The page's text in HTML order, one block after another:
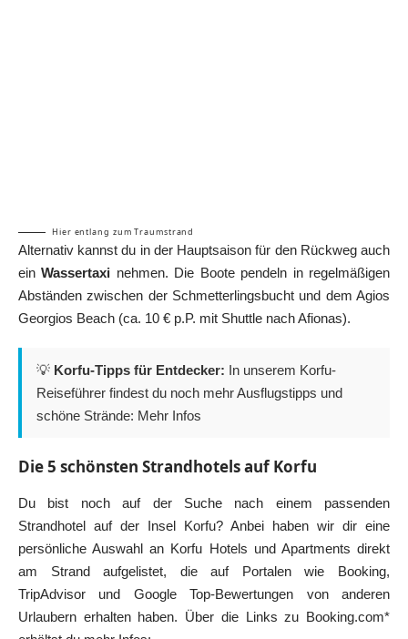
Hier entlang zum Traumstrand
Alternativ kannst du in der Hauptsaison für den Rückweg auch
einWassertaxi nehmen. Die Boote pendeln in regelmäßigen
Abständen zwischen der Schmetterlingsbucht und dem Agios
Georgios Beach (ca. 10 € p.P. mit Shuttle nach Afionas).
💡 Korfu-Tipps für Entdecker: In unserem Korfu-
Reiseführer findest du noch mehr Ausflugstipps und
schöne Strände: Mehr Infos
Die 5 schönsten Strandhotels auf Korfu
Du bist noch auf der Suche nach einem passenden
Strandhotel auf der Insel Korfu? Anbei haben wir dir eine
persönliche Auswahl an Korfu Hotels und Apartments direkt
am Strand aufgelistet, die auf Portalen wie Booking,
TripAdvisor und Google Top-Bewertungen von anderen
Urlaubern erhalten haben. Über die Links zu Booking.com*